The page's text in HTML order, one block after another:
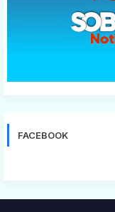
FACEBOOK